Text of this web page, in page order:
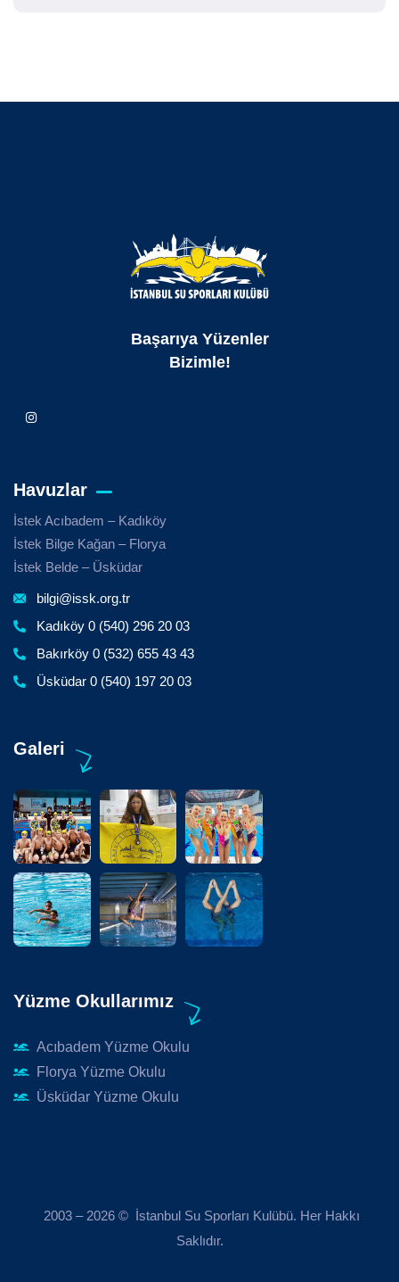
Başarıya Yüzenler
Bizimle!
Havuzlar
İstek Acıbadem – Kadıköy
İstek Bilge Kağan – Florya
İstek Belde – Üsküdar
bilgi@issk.org.tr
Kadıköy 0 (540) 296 20 03
Bakırköy 0 (532) 655 43 43
Üsküdar 0 (540) 197 20 03
Galeri
Yüzme Okullarımız
Acıbadem Yüzme Okulu
Florya Yüzme Okulu
Üsküdar Yüzme Okulu
2003 – 2026 © İstanbul Su Sporları Kulübü. Her Hakkı
Saklıdır.